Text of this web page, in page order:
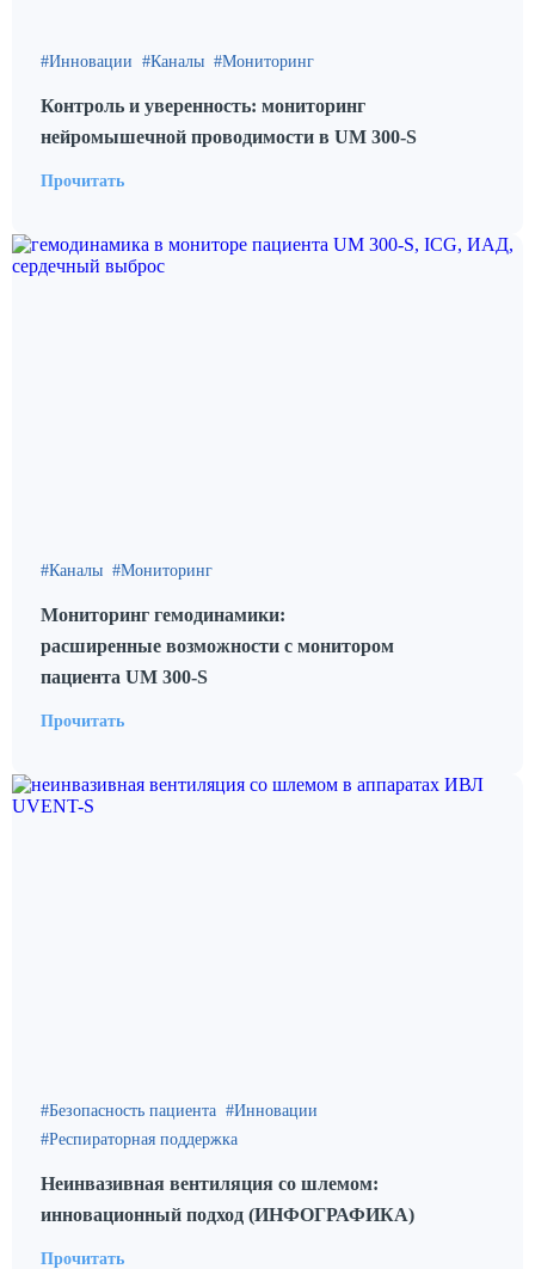
Инновации Каналы Мониторинг
Контроль и уверенность: мониторинг
нейромышечной проводимости в UM 300‑S
Прочитать
Каналы Мониторинг
Мониторинг гемодинамики:
расширенные возможности с монитором
пациента UM 300-S
Прочитать
Безопасность пациента
Инновации
Респираторная поддержка
Неинвазивная вентиляция со шлемом:
инновационный подход (ИНФОГРАФИКА)
Прочитать